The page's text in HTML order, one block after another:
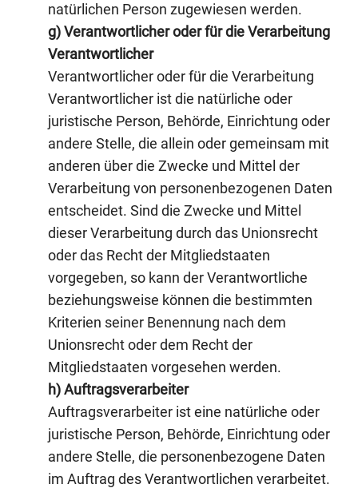
natürlichen Person zugewiesen werden.
g) Verantwortlicher oder für die Verarbeitung
Verantwortlicher
Verantwortlicher oder für die Verarbeitung
Verantwortlicher ist die natürliche oder
juristische Person, Behörde, Einrichtung oder
andere Stelle, die allein oder gemeinsam mit
anderen über die Zwecke und Mittel der
Verarbeitung von personenbezogenen Daten
entscheidet. Sind die Zwecke und Mittel
dieser Verarbeitung durch das Unionsrecht
oder das Recht der Mitgliedstaaten
vorgegeben, so kann der Verantwortliche
beziehungsweise können die bestimmten
Kriterien seiner Benennung nach dem
Unionsrecht oder dem Recht der
Mitgliedstaaten vorgesehen werden.
h) Auftragsverarbeiter
Auftragsverarbeiter ist eine natürliche oder
juristische Person, Behörde, Einrichtung oder
andere Stelle, die personenbezogene Daten
im Auftrag des Verantwortlichen verarbeitet.